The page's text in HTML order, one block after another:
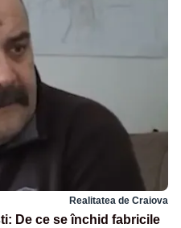
Realitatea de Craiova
De ce se închid fabricile